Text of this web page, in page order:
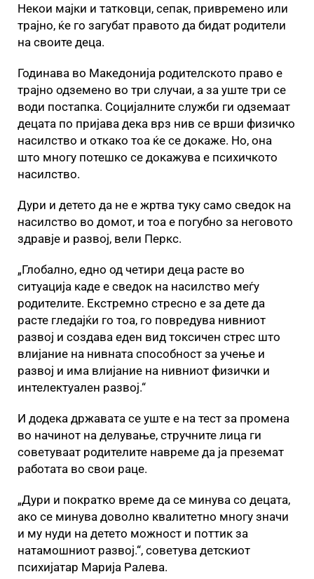
Некои мајки и татковци, сепак, привремено или
трајно, ќе го загубат правото да бидат родители
на своите деца.
Годинава во Македонија родителското право е
трајно одземено во три случаи, а за уште три се
води постапка. Социјалните служби ги одземаат
децата по пријава дека врз нив се врши физичко
насилство и откако тоа ќе се докаже. Но, она
што многу потешко се докажува е психичкото
насилство.
Дури и детето да не е жртва туку само сведок на
насилство во домот, и тоа е погубно за неговото
здравје и развој, вели Перкс.
„Глобално, едно од четири деца расте во
ситуација каде е сведок на насилство меѓу
родителите. Екстремно стресно е за дете да
расте гледајќи го тоа, го повредувa нивниот
развој и создава еден вид токсичен стрес што
влијание на нивната способност за учење и
развој и има влијание на нивниот физички и
интелектуален развој.“
И додека државата се уште е на тест за промена
во начинот на делување, стручните лица ги
советуваат родителите навреме да ја преземат
работата во свои раце.
„Дури и пократко време да се минува со децата,
ако се минува доволно квалитетно многу значи
и му нуди на детето можност и поттик за
натамошниот развој.“, советува детскиот
психијатар Марија Ралева.